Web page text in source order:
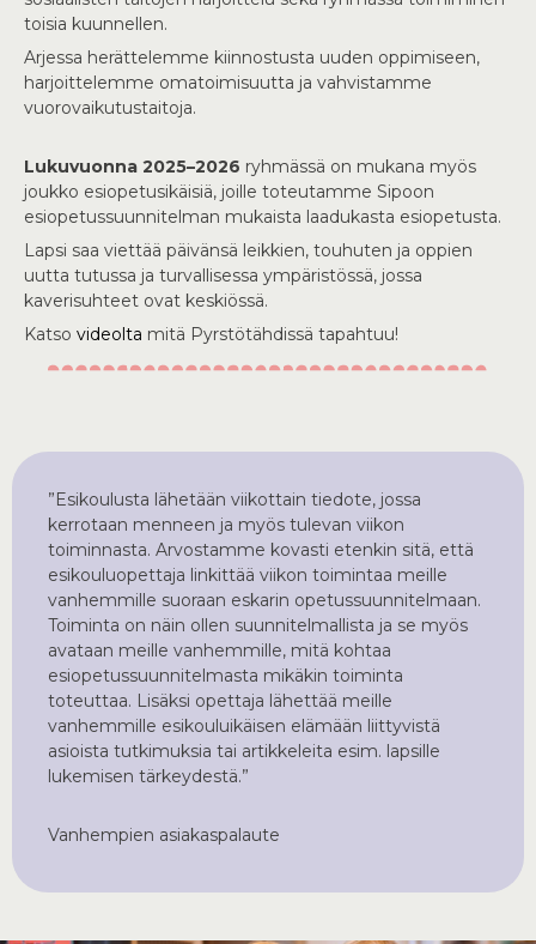
toisia kuunnellen.
Arjessa herättelemme kiinnostusta uuden oppimiseen,
harjoittelemme omatoimisuutta ja vahvistamme
vuorovaikutustaitoja.
Lukuvuonna 2025–2026 ryhmässä on mukana myös
joukko esiopetusikäisiä, joille toteutamme Sipoon
esiopetussuunnitelman mukaista laadukasta esiopetusta.
Lapsi saa viettää päivänsä leikkien, touhuten ja oppien
uutta tutussa ja turvallisessa ympäristössä, jossa
kaverisuhteet ovat keskiössä.
Katso videolta mitä Pyrstötähdissä tapahtuu!
”Esikoulusta lähetään viikottain tiedote, jossa
kerrotaan menneen ja myös tulevan viikon
toiminnasta. Arvostamme kovasti etenkin sitä, että
esikouluopettaja linkittää viikon toimintaa meille
vanhemmille suoraan eskarin opetussuunnitelmaan.
Toiminta on näin ollen suunnitelmallista ja se myös
avataan meille vanhemmille, mitä kohtaa
esiopetussuunnitelmasta mikäkin toiminta
toteuttaa. Lisäksi opettaja lähettää meille
vanhemmille esikouluikäisen elämään liittyvistä
asioista tutkimuksia tai artikkeleita esim. lapsille
lukemisen tärkeydestä.”
Vanhempien asiakaspalaute